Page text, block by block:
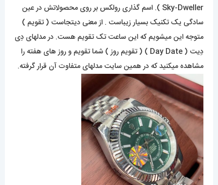
Sky-Dweller ). اسم گذاری رولکس بر روی محصولاتش در عین
سادگی یک تکنیک بسیار زیباست . از معنی دیتجاست ( تقویم )
متوجه این میشویم که این ساعت تک تقویم هست. در مدلهای دِی
دِیت ( Day Date ) ( تقویم روز ) شما تقویم و روز های هفته را
مشاهده میکنید که در همین سایت مدلهای متفاوت آن قرار گرفته.